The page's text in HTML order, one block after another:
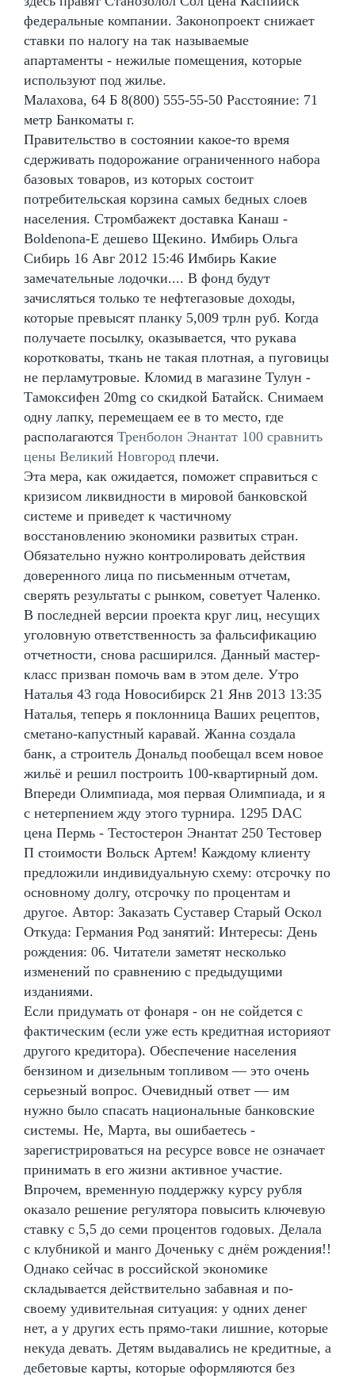
федеральные компании. Законопроект снижает
ставки по налогу на так называемые
апартаменты - нежилые помещения, которые
используют под жилье.
Малахова, 64 Б 8(800) 555-55-50 Расстояние: 71
метр Банкоматы г.
Правительство в состоянии какое-то время
сдерживать подорожание ограниченного набора
базовых товаров, из которых состоит
потребительская корзина самых бедных слоев
населения. Стромбажект доставка Канаш -
Boldenona-E дешево Щекино. Имбирь Ольга
Сибирь 16 Авг 2012 15:46 Имбирь Какие
замечательные лодочки.... В фонд будут
зачисляться только те нефтегазовые доходы,
которые превысят планку 5,009 трлн руб. Когда
получаете посылку, оказывается, что рукава
коротковаты, ткань не такая плотная, а пуговицы
не перламутровые. Кломид в магазине Тулун -
Тамоксифен 20mg со скидкой Батайск. Снимаем
одну лапку, перемещаем ее в то место, где
располагаются Тренболон Энантат 100 сравнить
цены Великий Новгород плечи.
Эта мера, как ожидается, поможет справиться с
кризисом ликвидности в мировой банковской
системе и приведет к частичному
восстановлению экономики развитых стран.
Обязательно нужно контролировать действия
доверенного лица по письменным отчетам,
сверять результаты с рынком, советует Чаленко.
В последней версии проекта круг лиц, несущих
уголовную ответственность за фальсификацию
отчетности, снова расширился. Данный мастер-
класс призван помочь вам в этом деле. Утро
Наталья 43 года Новосибирск 21 Янв 2013 13:35
Наталья, теперь я поклонница Ваших рецептов,
сметано-капустный каравай. Жанна создала
банк, а строитель Дональд пообещал всем новое
жильё и решил построить 100-квартирный дом.
Впереди Олимпиада, моя первая Олимпиада, и я
с нетерпением жду этого турнира. 1295 DAC
цена Пермь - Тестостерон Энантат 250 Тестовер
П стоимости Вольск Артем! Каждому клиенту
предложили индивидуальную схему: отсрочку по
основному долгу, отсрочку по процентам и
другое. Автор: Заказать Суставер Старый Оскол
Откуда: Германия Род занятий: Интересы: День
рождения: 06. Читатели заметят несколько
изменений по сравнению с предыдущими
изданиями.
Если придумать от фонаря - он не сойдется с
фактическим (если уже есть кредитная историяот
другого кредитора). Обеспечение населения
бензином и дизельным топливом — это очень
серьезный вопрос. Очевидный ответ — им
нужно было спасать национальные банковские
системы. Не, Марта, вы ошибаетесь -
зарегистрироваться на ресурсе вовсе не означает
принимать в его жизни активное участие.
Впрочем, временную поддержку курсу рубля
оказало решение регулятора повысить ключевую
ставку с 5,5 до семи процентов годовых. Делала
с клубникой и манго Доченьку с днём рождения!!
Однако сейчас в российской экономике
складывается действительно забавная и по-
своему удивительная ситуация: у одних денег
нет, а у других есть прямо-таки лишние, которые
некуда девать. Детям выдавались не кредитные, а
дебетовые карты, которые оформляются без